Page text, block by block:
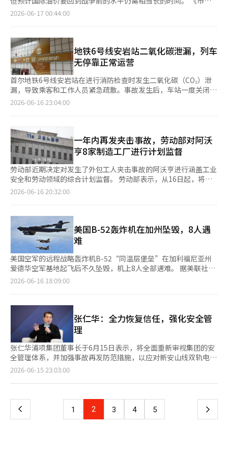
提供直接参与理赔过程的环境，预计将增强客户信任。”并表
示：“未来将持续推进基于AI技术的服务创新和工作效率提
观察》于15日报道称，霍尔木兹海峡的重新开放可能成为油价稳定
西德克萨斯中质原油（WTI）当天收盘价为每桶80.75美元，较战
争前的67.02美元高出约21%。全球基准的布伦特原油也以每桶
83.17美元交易，较战争前的72.48美元高出约15%。 托特斯资本
的高级投资组合经理罗布·瑟默尔表示：“海峡的开放是第一步，
要填补因战争减少的10亿桶原油库存，可能需要数年时间，市场供
应将持续超过需求。” 市场估计，自2月28日战争开始以来，由于
生产削减和运输受阻，全球原油市场出现了10亿至15亿桶的供应
缺口。为此，美国决定在3月从战略石油储备（SPR）中释放1亿
储备油。 瑟默尔经理指出，如果全球原油流动不受阻且供应过剩
持续，油价可能降至60美元，但“全球石油库存要恢复到支持60
美元油价的水平，至少需要一年。” 然而，专家们认为，油价要
快速下跌，石油输出国组织（OPEC）及包括俄罗斯在内的非成员
产油国的增产也是必要的。基础设施资本顾问公司的首席投资官杰
伊·哈特菲尔德预计，如果OPEC+在战争前增加生产，原油库存
的不足将能迅速得到填补。 OPEC+已决定将7月的生产目标提高每
日18万8000桶。霍尔木兹海峡重新开放后，波斯湾地区的物流和
是油价正常化的一个变量。供应链咨询公司EpisiO的首席执行官保
罗·贝里斯表示，船舶保险费目前比战争前高出约10倍。他预测，
和平协议签署后，保险费将在几天内开始下降，但要恢复到战争前
的水平，至少需要3到6个月。 贝里斯表示：“必须确认大规模无
事故通航，只有超过100艘船只能够顺利通过海峡，才能确保正常
化。” CIBC私人财富的高级能源交易员丽贝卡·贝宾也指
出：“协议的持续时间及其周围的信息同样重要。如果一方声称海
峡已开放，而另一方则发出威胁或暗示仍有限制，这种不确定性将
2026-06-17 00:44:00
地铁6号线安岩站二氧化碳泄漏，列车
无停靠正常运营
首尔地铁6号线安岩站在进行消防检查时发生二氧化碳（CO₂）泄
漏，导致乘客和工作人员紧急疏散。事故发生后，车站一度关闭，
双向列车无停靠通过安岩站。 根据16日联合通讯社和首尔交通公
公社立即采取安全措施，疏散了车站内的乘客和工作人员，并暂时
关闭车站以防止其他乘客进入。 为了确保安全，地铁运营也进行
了临时调整，6号线双向列车未在安岩站停靠，直接通过。事故处
理期间，计划前往安岩站的乘客需改用附近的车站。 在确认泄漏
的二氧化碳全部排出后，交通公社检查了车站内部的安全状态。经
过评估无异常后，从上午11时1分起恢复了列车运营和车站服务。
此次事故未造成人员伤亡。※ 本报道经人工智能（AI）系统翻译与
编辑。
2026-06-16 23:04:00
一年内再发夹击事故，劳动部对阿沃
亨8家制造工厂进行计划监督
劳动部近期决定对发生了外包工人夹击事故的阿沃亨进行涵盖工业
安全和劳动领域的综合计划监督。 劳动部表示，从16日起，将对
最近发生事故的阿沃亨龙仁2号工厂及其他7个制造工厂进行工业安
50分，地点位于京畿道龙仁市处仁区南沙邑阿沃亨龙仁2号工厂4
楼的鱼饼串包装作业区。工人黄某在传送带上发生了夹击，处于心
脏骤停状态被救出并送往医院。 该工厂去年也曾发生过一名30多
岁工人因机械夹击而死亡的事故，因此劳动部门计划重点查明类似
事故反复发生的原因。 劳动部将重点检查自去年死亡事故后，工
厂所制定的改善措施是否在实际工作中得到了落实，以及安全卫生
措施的遵守情况。如发现违反工业安全卫生法的情况，将立即采取
行政和司法措施。 如果在监督中发现工厂内结构性安全卫生管理
令等进一步措施。 此次监督不仅限于工业安全领域。考虑到事故
当事人为外包工人，还将检查是否存在非法派遣、工资拖欠、休假
和休息保障等劳动关系法的遵守情况。 劳动部计划根据外包工人
众多的工厂特性，不仅检查工业安全领域，还将检查非法派遣和劳
动关系法的违反情况。 劳动部部长金英勋表示：“在发生工人死
亡事故一年后，类似事故再次发生，显示出现有的改善措施可能不
够充分或在现场未能有效实施。”他表示，将集中检查阿沃亨制造
工厂的风险因素，采取必要措施以防止同类和类似事故的再次发
生。
2026-06-16 20:32:00
美国B-52轰炸机在加州坠毁，8人遇
难
美国空军的远程战略轰炸机B-52“同温层堡垒”在加利福尼亚州
爱德华空军基地起飞后不久坠毁，机上8人全部遇难。 据美联社和
路透社报道，事故发生在15日上午11时20分（当地时间），地点
毁。 美联社报道，爱德华空军基地副指挥官詹姆斯·海斯在新闻
发布会上表示：“我们失去了8位优秀的美国人。”基地方面此前
表示，初步迹象显示生还的可能性不大，现场立即派遣了救援和消
防人员。 航空拍摄和现场视频显示，坠毁地点冒起黑烟，几乎没
有残骸可见。路透社报道称，坠毁地点周围的区域被烧焦，面积大
约相当于一个足球场，几乎看不到明显的残骸。 事故的确切原因
尚未确认。爱德华空军基地在事故发生后关闭了机场，并将进入的
航班转移到其他地方，军方正在进行事故调查和乘员身份确认工
作。 B-52“同温层堡垒”是自1950年代以来美国空军的代表性远
湾战争、伊拉克战争和阿富汗战争等多项重大军事行动。 爱德华
空军基地是位于洛杉矶北部莫哈维沙漠的美国空军核心测试基地，
2026-06-16 18:09:00
张仁华：全力恢复信任，强化安全管
理
张仁华浦项集团董事长于6月15日表示，将全面重新审视集团的安
全管理体系，并加强事故再发防范措施，以应对新安山线双轨电车
施工现场的工业事故。 在当天由雇佣劳动部部长金英勋主持的浦
调：“我们将动用公司可用的所有资源，包括确保安全预算和相关
不再发生同类事故。” 此次座谈会是在6月9日浦项E&C新安山线
双轨电车3-2工区发生工业事故后，雇佣劳动部要求浦项集团进行
2026-06-15 23:03:00
上
页
1 2 3 4 5 下